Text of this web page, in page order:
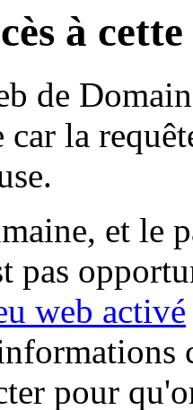
à
de
car la
et le
pas
web activé
pour